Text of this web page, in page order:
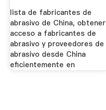
lista de fabricantes de
abrasivo de China, obtener
acceso a fabricantes de
abrasivo y proveedores de
abrasivo desde China
eficientemente en